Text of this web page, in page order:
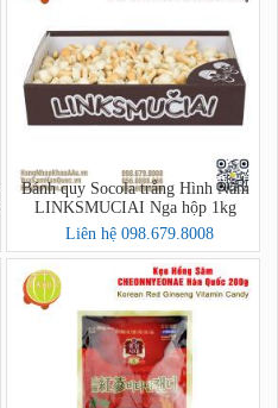
Bánh quy Socola trắng Hình Nấm
LINKSMUCIAI Nga hộp 1kg
Liên hệ 098.679.8008